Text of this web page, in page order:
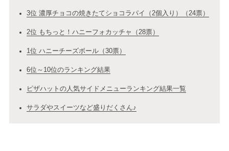
3位 濃厚チョコの焼きたてショコラパイ（2個入り）（24票）
2位 もちっと！ハニーフォカッチャ（28票）
1位 ハニーチーズボール（30票）
6位～10位のランキング結果
ピザハットの人気サイドメニューランキング結果一覧
サラダやスイーツなど盛りだくさん♪